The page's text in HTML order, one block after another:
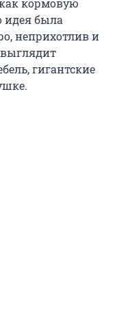
кормовую
идея была
неприхотлив и
гигантские